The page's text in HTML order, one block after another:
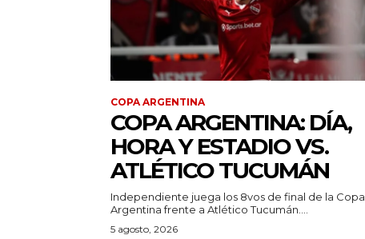
COPA ARGENTINA
COPA ARGENTINA: DÍA,
HORA Y ESTADIO VS.
ATLÉTICO TUCUMÁN
Independiente juega los 8vos de final de la Copa
Argentina frente a Atlético Tucumán....
5 agosto, 2026